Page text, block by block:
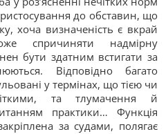
до обставин, що
хоча визначеність є вкрай
спричиняти надмірну
бути здатним встигати за
Відповідно багато
у термінах, що тією чи
та тлумачення й
практики… Функція
за судами, полягає